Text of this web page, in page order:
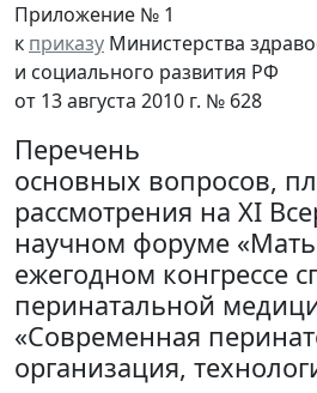
Приложение № 1
к приказу Министерства
и социального развития РФ
от 13 августа 2010 г. № 628
Перечень
основных вопросов,
рассмотрения на XI
научном форуме
ежегодном конгрессе
перинатальной
«Современная
организация,